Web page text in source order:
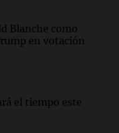
Blanche como
en votación
el tiempo este